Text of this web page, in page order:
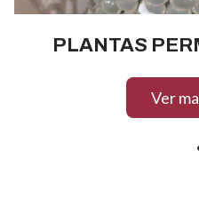
PLANTAS
Ver